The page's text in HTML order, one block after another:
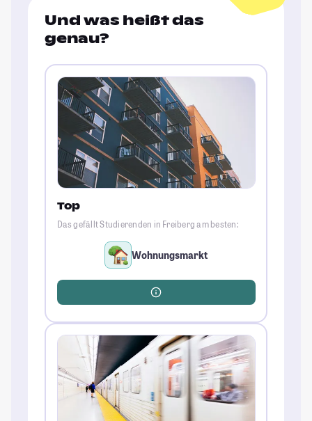
Und was heißt das
genau?
Top
Das gefällt Studierenden in Freiberg am besten:
Wohnungsmarkt